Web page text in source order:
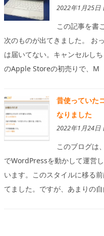
2022年1月25日
この記事を書
次のものが出てきました。 お
は届いてない。キャンセルし
のApple Storeの初売りで、M
昔使っていた
なりました
2022年1月24日
このブログは
でWordPressを動かして運営
います。このスタイルに移る
てました。ですが、あまりの自